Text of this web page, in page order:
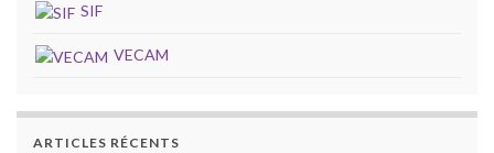
SIF
VECAM
ARTICLES RÉCENTS